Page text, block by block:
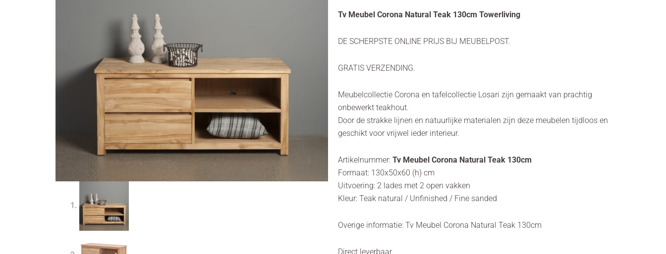
Tv Meubel Corona Natural Teak 130cm Towerliving
DE SCHERPSTE ONLINE PRIJS BIJ MEUBELPOST.
GRATIS VERZENDING.
Meubelcollectie Corona en tafelcollectie Losari zijn gemaakt van prachtig
onbewerkt teakhout.
Door de strakke lijnen en natuurlijke materialen zijn deze meubelen tijdloos en
geschikt voor vrijwel ieder interieur.
Artikelnummer: Tv Meubel Corona Natural Teak 130cm
Formaat: 130x50x60 (h) cm
Uitvoering: 2 lades met 2 open vakken
Kleur: Teak natural / Unfinished / Fine sanded
Overige informatie: Tv Meubel Corona Natural Teak 130cm
Direct leverbaar